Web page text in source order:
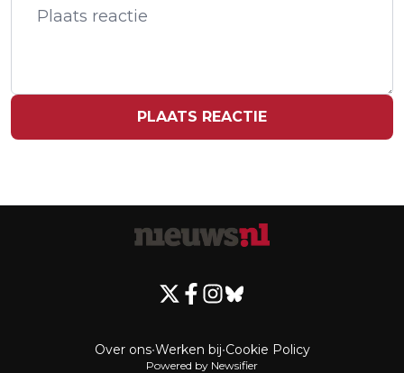
PLAATS REACTIE
Over ons•Werken bij•Cookie Policy
Powered by Newsifier